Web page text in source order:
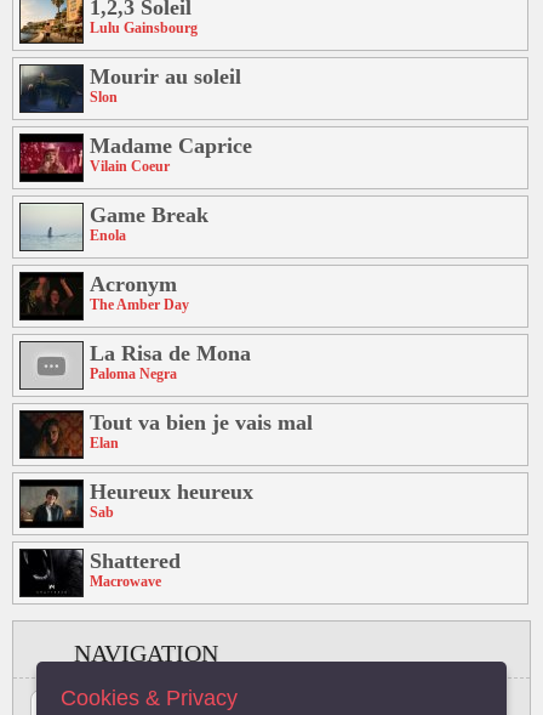
1,2,3 Soleil
Lulu Gainsbourg
Mourir au soleil
Slon
Madame Caprice
Vilain Coeur
Game Break
Enola
Acronym
The Amber Day
La Risa de Mona
Paloma Negra
Tout va bien je vais mal
Elan
Heureux heureux
Sab
Shattered
Macrowave
NAVIGATION
A B C D
Cookies & Privacy